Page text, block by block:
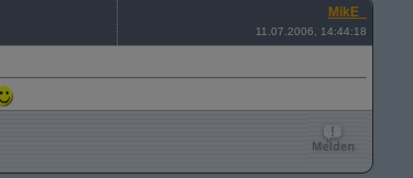
MikE_
11.07.2006, 14:44:18